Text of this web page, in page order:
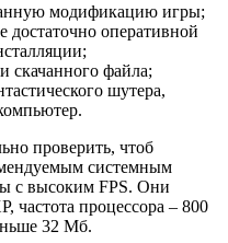
модификацию игры;
достаточно оперативной
скачанного файла;
шутера,
проверить, чтоб
системным
с высоким FPS. Они
частота процессора – 800
32 Мб.